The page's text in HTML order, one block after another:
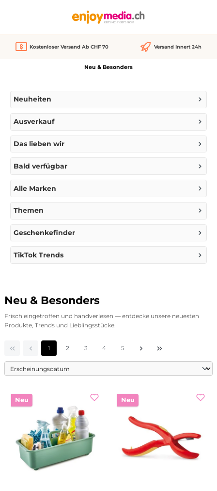
Kostenloser Versand Ab CHF 70 Versand Innert 24h
Neu & Besonders
Neuheiten
Ausverkauf
Das lieben wir
Bald verfügbar
Alle Marken
Themen
Geschenkefinder
TikTok Trends
Neu & Besonders
Frisch eingetroffen und handverlesen — entdecke unsere neuesten
Produkte, Trends und Lieblingsstücke.
Seite
1 Seite
2 Seite
3 Seite
4 Seite
5
Neu Neu